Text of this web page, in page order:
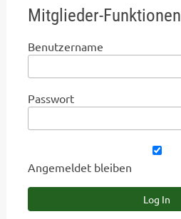
Mitglieder-Funktionen
Benutzername
Passwort
Angemeldet bleiben